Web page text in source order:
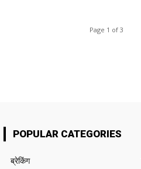
Page 1 of 3
POPULAR CATEGORIES
ब्रेकिंग